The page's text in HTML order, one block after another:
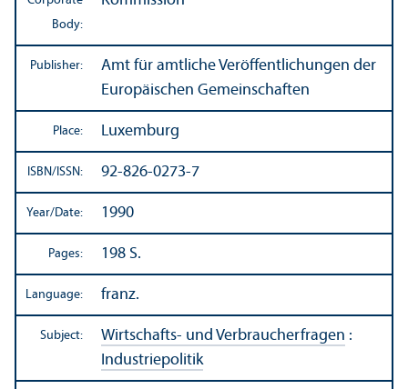
Body:
Publisher:
Amt für amtliche Veröffentlichungen der
Europäischen Gemeinschaften
Place: Luxemburg
ISBN/ISSN: 92-826-0273-7
Year/Date: 1990
Pages: 198 S.
Language: franz.
Subject: Wirtschafts- und Verbraucherfragen :
Industriepolitik